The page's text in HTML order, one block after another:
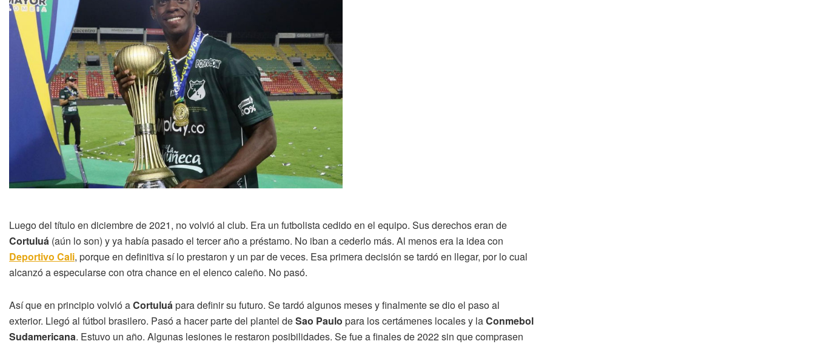
Luego del título en diciembre de 2021, no volvió al club. Era un futbolista cedido en el equipo. Sus derechos eran de
Cortuluá (aún lo son) y ya había pasado el tercer año a préstamo. No iban a cederlo más. Al menos era la idea con
Deportivo Cali, porque en definitiva sí lo prestaron y un par de veces. Esa primera decisión se tardó en llegar, por lo cual
alcanzó a especularse con otra chance en el elenco caleño. No pasó.
Así que en principio volvió aCortuluápara definir su futuro. Se tardó algunos meses y finalmente se dio el paso al
exterior. Llegó al fútbol brasilero. Pasó a hacer parte del plantel deSao Paulo para los certámenes locales y laConmebol
Sudamericana. Estuvo un año. Algunas lesiones le restaron posibilidades. Se fue a finales de 2022 sin que comprasen